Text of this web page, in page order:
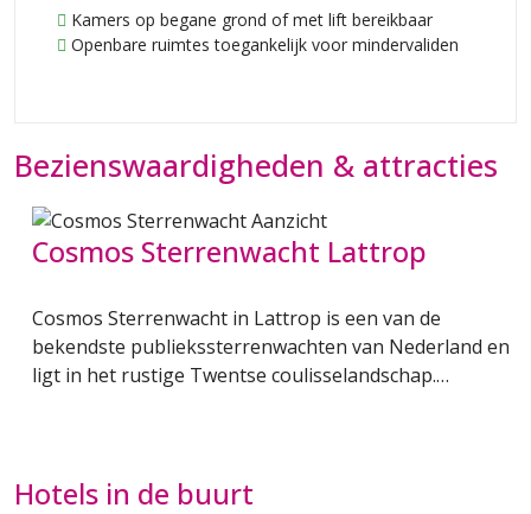
Kamers op begane grond of met lift bereikbaar
Openbare ruimtes toegankelijk voor mindervaliden
Bezienswaardigheden & attracties
Cosmos Sterrenwacht Lattrop
Cosmos Sterrenwacht in Lattrop is een van de
bekendste publiekssterrenwachten van Nederland en
ligt in het rustige Twentse coulisselandschap.…
Hotels in de buurt